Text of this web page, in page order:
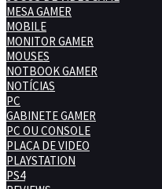
MESA GAMER
MOBILE
MONITOR GAMER
MOUSES
NOTBOOK GAMER
NOTÍCIAS
PC
GABINETE GAMER
PC OU CONSOLE
PLACA DE VIDEO
PLAYSTATION
PS4